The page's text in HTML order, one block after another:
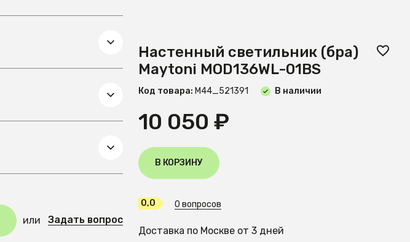
или Задать вопрос
Настенный светильник (бра)
Maytoni MOD136WL-01BS
Код товара: М44_521391 В наличии
10 050 ₽
В КОРЗИНУ
0,0 0 вопросов
Доставка по Москве от 3 дней